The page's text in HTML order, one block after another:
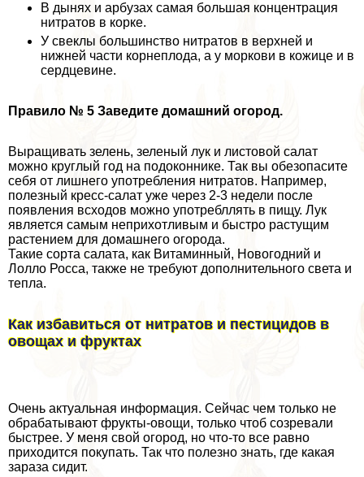
В дынях и арбузах самая большая концентрация
нитратов в корке.
У свеклы большинство нитратов в верхней и
нижней части корнеплода, а у моркови в кожице и в
сердцевине.
Правило № 5 Заведите домашний огород.
Выращивать зелень, зеленый лук и листовой салат
можно круглый год на подоконнике. Так вы обезопасите
себя от лишнего употрeбления нитратов. Например,
полезный кресс-салат уже через 2-3 недели после
появления всходов можно употрeбллять в пищу. Лук
является самым неприхотливым и быстро растущим
растением для домашнего огорода.
Такие сорта салата, как Витаминный, Новогодний и
Лолло Росса, также не требуют дополнительного света и
тепла.
Как избавиться от нитратов и пестицидов в
овощах и фруктах
Очень актуальная информация. Сейчас чем только не
обpaбатывают фрукты-овощи, только чтоб созревали
быстрее. У меня свой огород, но что-то все равно
приходится покупать. Так что полезно знать, где какая
зараза сидит.